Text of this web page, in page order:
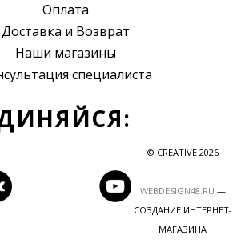
Оплата
Доставка и Возврат
Наши магазины
специалиста
© CREATIVE 2026
WEBDESIGN48.RU —
СОЗДАНИЕ ИНТЕРНЕТ-
МАГАЗИНА